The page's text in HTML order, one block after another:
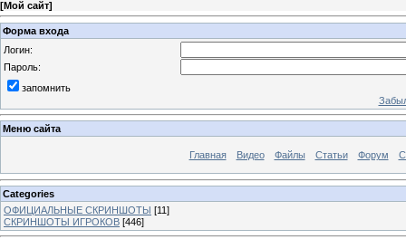
[Мой сайт]
Форма входа
Логин:
Пароль:
запомнить
Меню сайта
Главная Видео Файлы Статьи Форум
Categories
ОФИЦИАЛЬНЫЕ СКРИНШОТЫ [11]
СКРИНШОТЫ ИГРОКОВ [446]